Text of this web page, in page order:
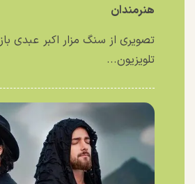
هنرمندان
تصویری از سنگ مزار اکبر عبدی
تلویزیون...